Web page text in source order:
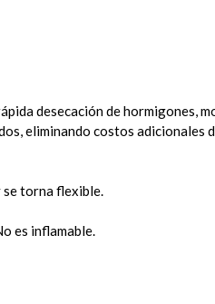
desecación de hormigones,
eliminando costos adicionales
se torna flexible.
es inflamable.